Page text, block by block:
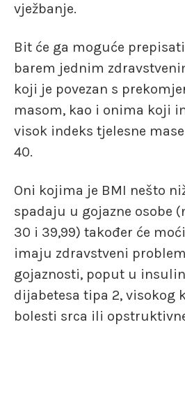
vježbanje.
Bit će ga moguće
barem jednim
koji je povezan s
masom, kao i onima koji
visok indeks tjelesne
40.
Oni kojima je BMI nešto
spadaju u gojazne osobe
30 i 39,99) također će
imaju zdravstveni
gojaznosti, poput u
dijabetesa tipa 2, visokog
bolesti srca ili